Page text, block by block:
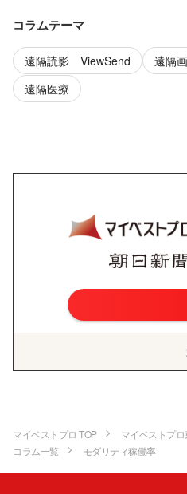
コラムテーマ
遠隔読影 ViewSend 遠隔
遠隔医療
マイベストプロ TOP マイベストプ
コラム一覧
モダリティ稼働率